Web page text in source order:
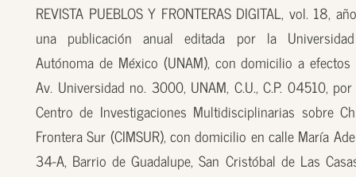
REVISTA PUEBLOS Y FRONTERAS DIGITAL, vol. 18,
una publicación anual editada por la
Autónoma de México (UNAM), con domicilio a
Av. Universidad no. 3000, UNAM, C.U., C.P. 04510,
Centro de Investigaciones Multidisciplinarias sobre
Frontera Sur (CIMSUR), con domicilio en calle María
34-A, Barrio de Guadalupe, San Cristóbal de Las